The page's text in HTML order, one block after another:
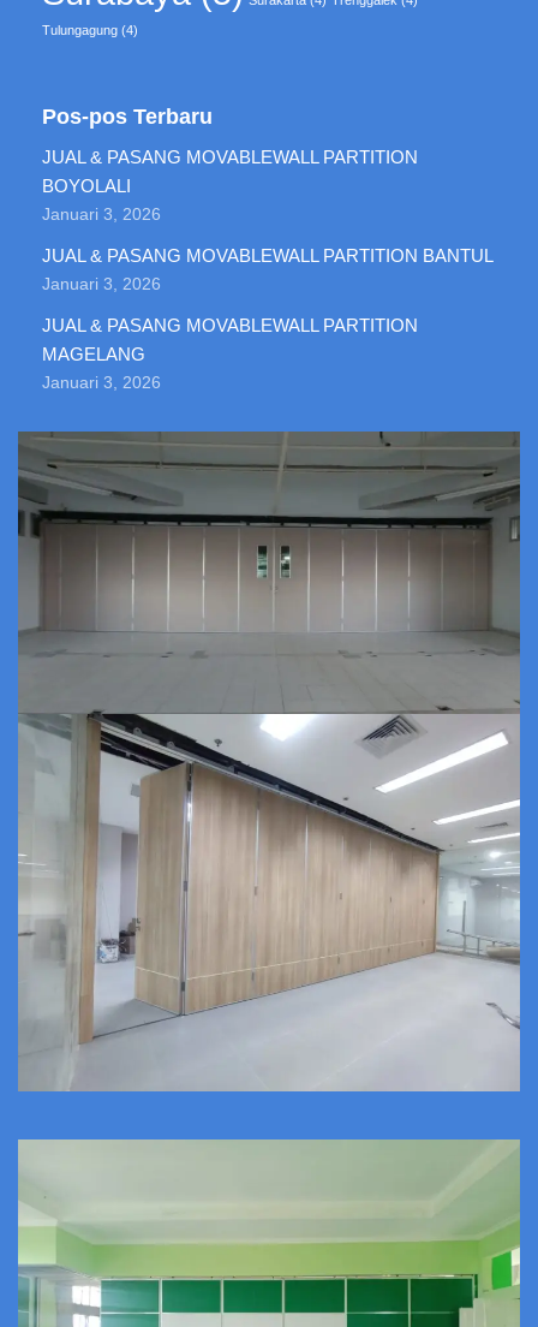
Tulungagung (4)
Pos-pos Terbaru
JUAL & PASANG MOVABLEWALL PARTITION
BOYOLALI
Januari 3, 2026
JUAL & PASANG MOVABLEWALL PARTITION BANTUL
Januari 3, 2026
JUAL & PASANG MOVABLEWALL PARTITION
MAGELANG
Januari 3, 2026